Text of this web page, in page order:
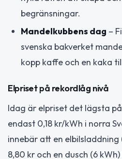
begränsningar.
Mandelkubbens dag –
svenska bakverket
kopp kaffe och en kaka
Elpriset på rekordlåg nivå
Idag är elpriset det lägsta
endast 0,18 kr/kWh i norra
innebär att en
8,80 kr och en dusch (6